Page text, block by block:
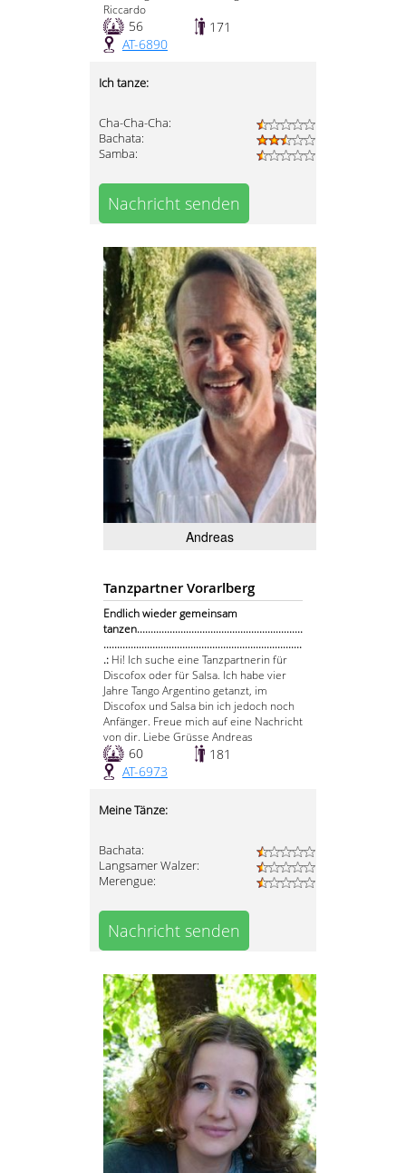
Riccardo
56
171
AT-6890
Ich tanze:
Cha-Cha-Cha:
Bachata:
Samba:
Nachricht senden
Andreas
Tanzpartner Vorarlberg
Endlich wieder gemeinsam
tanzen.............................................................
.........................................................................
.: Hi! Ich suche eine Tanzpartnerin für
Discofox oder für Salsa. Ich habe vier
Jahre Tango Argentino getanzt, im
Discofox und Salsa bin ich jedoch noch
Anfänger. Freue mich auf eine Nachricht
von dir. Liebe Grüsse Andreas
60
181
AT-6973
Meine Tänze:
Bachata:
Langsamer Walzer:
Merengue:
Nachricht senden